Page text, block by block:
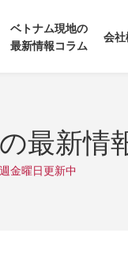
ベトナム現地の
最新情報コラム
会社
最新情
金曜日更新中